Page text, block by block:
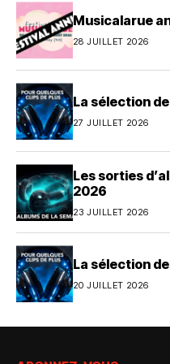
Musicalarue
28 JUILLET 2026
La sélection
27 JUILLET 2026
Les sorties
2026
23 JUILLET 2026
La sélection
20 JUILLET 2026